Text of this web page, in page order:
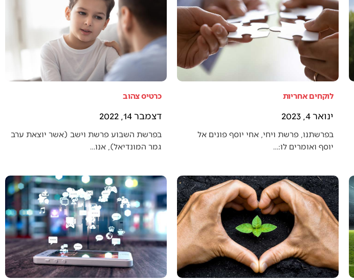
לוקחים אחריות
ינואר 4, 2023
בפרשתנו, פרשת ויחי, אחי יוסף פונים אל
יוסף ואומרים לו:…
כרטיס צהוב
דצמבר 14, 2022
בפרשת השבוע פרשת וישב (אשר יוצאת ערב
גמר המונדיאל), אנו…